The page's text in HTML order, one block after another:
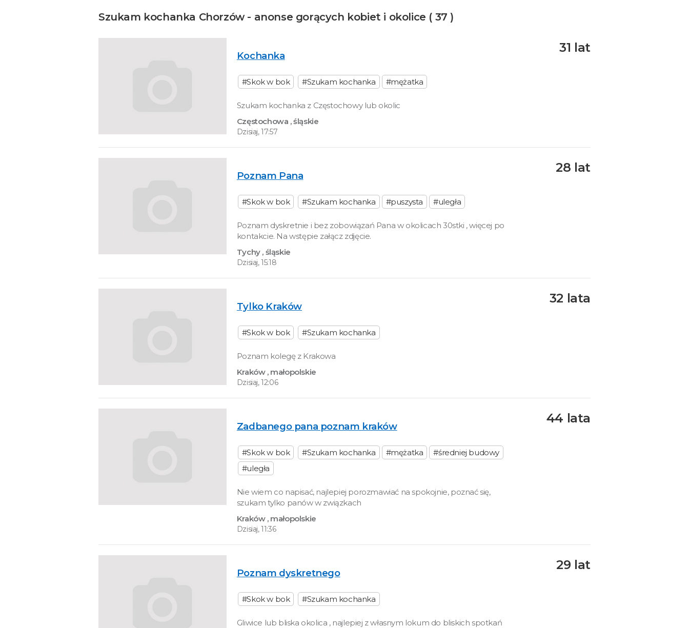
Szukam kochanka Chorzów - anonse gorących kobiet i okolice ( 37 )
Kochanka
#Skok w bok #Szukam kochanka #mężatka
Szukam kochanka z Częstochowy lub okolic
Częstochowa , śląskie
Dzisiaj, 17:57
31 lat
Poznam Pana
#Skok w bok #Szukam kochanka #puszysta #uległa
Poznam dyskretnie i bez zobowiązań Pana w okolicach 30stki , więcej po
kontakcie. Na wstępie załącz zdjęcie.
Tychy , śląskie
Dzisiaj, 15:18
28 lat
Tylko Kraków
#Skok w bok #Szukam kochanka
Poznam kolegę z Krakowa
Kraków , małopolskie
Dzisiaj, 12:06
32 lata
Zadbanego pana poznam kraków
#Skok w bok #Szukam kochanka #mężatka
#średniej budowy
#uległa
Nie wiem co napisać, najlepiej porozmawiać na spokojnie, poznać się,
szukam tylko panów w związkach
Kraków , małopolskie
Dzisiaj, 11:36
44 lata
Poznam dyskretnego
#Skok w bok #Szukam kochanka
Gliwice lub bliska okolica , najlepiej z własnym lokum do bliskich spotkań
29 lat